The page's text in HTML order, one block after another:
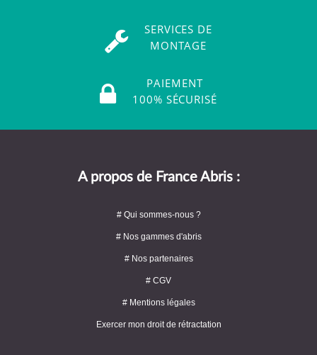
SERVICES DE
MONTAGE
PAIEMENT
100% SÉCURISÉ
A propos de France Abris :
# Qui sommes-nous ?
# Nos gammes d'abris
# Nos partenaires
# CGV
# Mentions légales
Exercer mon droit de rétractation